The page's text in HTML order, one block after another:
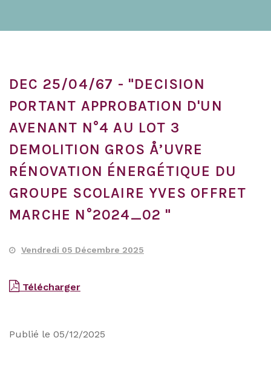
DEC 25/04/67 - "DECISION
PORTANT APPROBATION D'UN
AVENANT N°4 AU LOT 3
DEMOLITION GROS Å’UVRE
RÉNOVATION ÉNERGÉTIQUE DU
GROUPE SCOLAIRE YVES OFFRET
MARCHE N°2024_02 "
Vendredi 05 Décembre 2025
Télécharger
Publié le 05/12/2025